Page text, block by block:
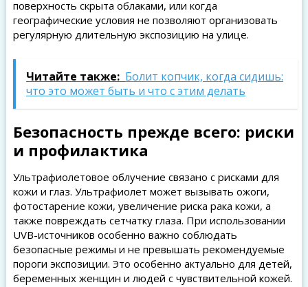
поверхность скрыта облаками, или когда
географические условия не позволяют организовать
регулярную длительную экспозицию на улице.
Читайте также: Болит копчик, когда сидишь:
что это может быть и что с этим делать
Безопасность прежде всего: риски
и профилактика
Ультрафиолетовое облучение связано с рисками для
кожи и глаз. Ультрафиолет может вызывать ожоги,
фотостарение кожи, увеличение риска рака кожи, а
также повреждать сетчатку глаза. При использовании
UVB-источников особенно важно соблюдать
безопасные режимы и не превышать рекомендуемые
пороги экспозиции. Это особенно актуально для детей,
беременных женщин и людей с чувствительной кожей.